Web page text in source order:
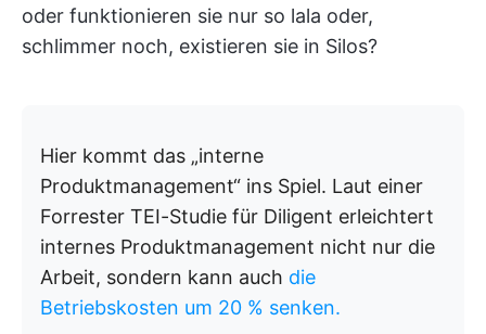
oder funktionieren sie nur so lala oder,
schlimmer noch, existieren sie in Silos?
Hier kommt das „interne
Produktmanagement“ ins Spiel. Laut einer
Forrester TEI-Studie für Diligent erleichtert
internes Produktmanagement nicht nur die
Arbeit, sondern kann auch die
Betriebskosten um 20 % senken.